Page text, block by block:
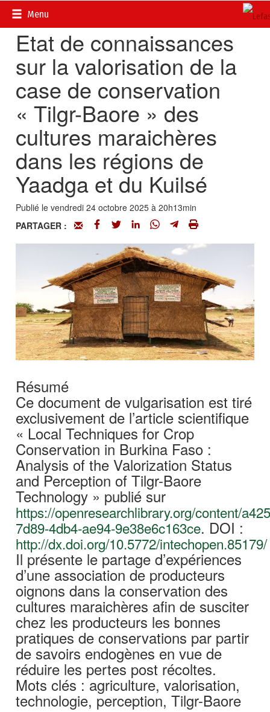
Menu
Accueil>
Etat de connaissances
sur la valorisation de la
case de conservation
« Tilgr-Baore » des
cultures maraichères
dans les régions de
Yaadga et du Kuilsé
Publié le vendredi 24 octobre 2025 à 20h13min
PARTAGER :
Résumé
Ce document de vulgarisation est tiré
exclusivement de l’article scientifique
« Local Techniques for Crop
Conservation in Burkina Faso :
Analysis of the Valorization Status
and Perception of Tilgr-Baore
Technology » publié sur
https://openresearchlibrary.org/content/
7d89-4db4-ae94-9e38e6c163ce. DOI :
http://dx.doi.org/10.5772/intechopen.85179/
Il présente le partage d’expériences
d’une association de producteurs
oignons dans la conservation des
cultures maraichères afin de susciter
chez les producteurs les bonnes
pratiques de conservations par partir
de savoirs endogènes en vue de
réduire les pertes post récoltes.
Mots clés : agriculture, valorisation,
technologie, perception, Tilgr-Baore